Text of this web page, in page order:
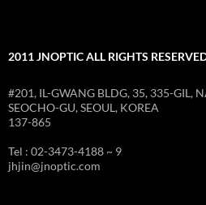
2011 JNOPTIC ALL RIGHTS
#201, IL-GWANG BLDG, 35, 335-GIL,
SEOCHO-GU, SEOUL, KOREA
137-865
Tel : 02-3473-4188 ~ 9
jhjin@jnoptic.com